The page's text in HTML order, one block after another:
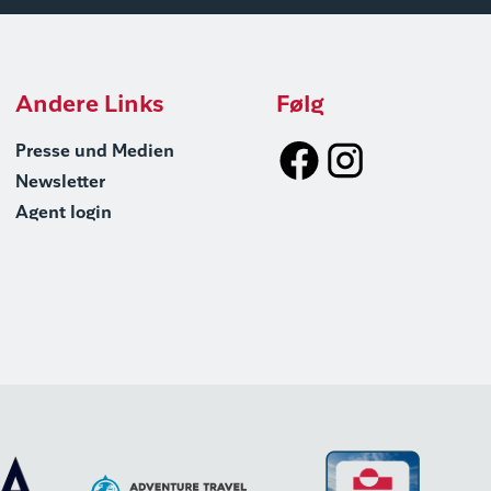
Andere Links
Presse und Medien
Newsletter
Agent login
Følg